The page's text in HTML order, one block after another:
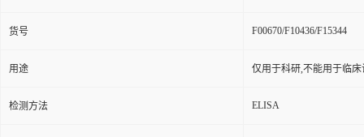
货号 F00670/F10436/F15344
用途 仅用于科研,不能用于临
检测方法 ELISA